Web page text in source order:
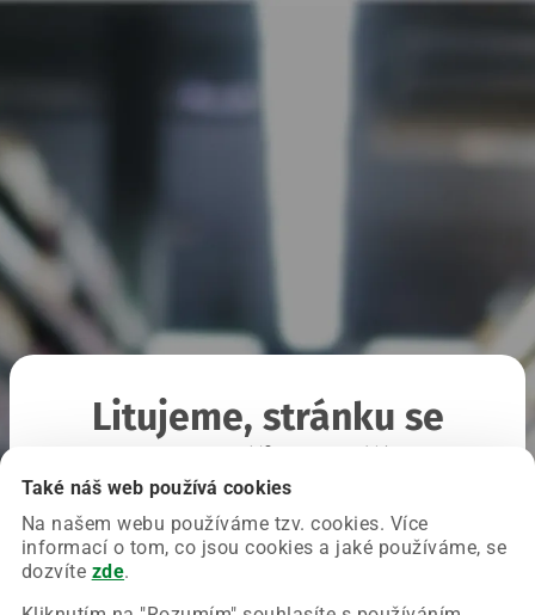
Také náš web používá cookies
Na našem webu používáme tzv. cookies. Více
informací o tom, co jsou cookies a jaké používáme, se
dozvíte zde.
Litujeme, stránku se
Chyba nastala na naší straně a už ji opravujeme.
Zkuste prosím znovu načíst požadovanou stránku.